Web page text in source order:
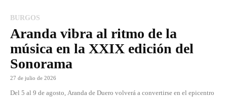
BURGOS
Aranda vibra al ritmo de la
música en la XXIX edición del
Sonorama
27 de julio de 2026
Del 5 al 9 de agosto, Aranda de Duero volverá a convertirse en el epicentro